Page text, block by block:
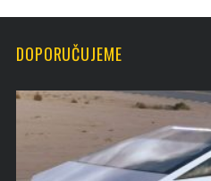
DOPORUČUJEME